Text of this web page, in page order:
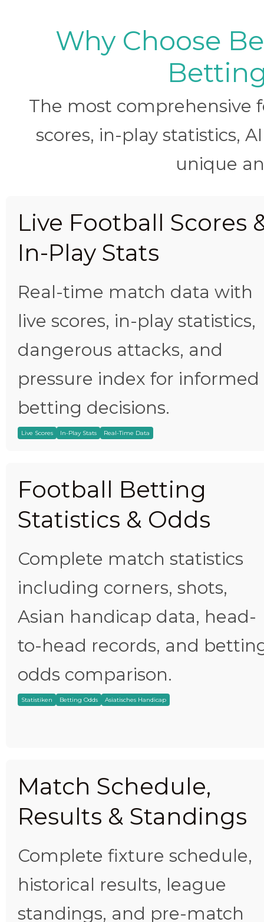
Why Choose
The most
scores, in-play statistics,
unique
Live Football Scores
In-Play Stats
Real-time match data with
live scores, in-play statistics,
dangerous attacks, and
pressure index for informed
betting decisions.
Live Scores In-Play Stats Real-Time Data
Football Betting
Statistics & Odds
Complete match statistics
including corners, shots,
Asian handicap data, head-
to-head records, and
odds comparison.
Statistiken Betting Odds Asiatisches Handicap
Match Schedule,
Results & Standings
Complete fixture schedule,
historical results, league
standings, and pre-match